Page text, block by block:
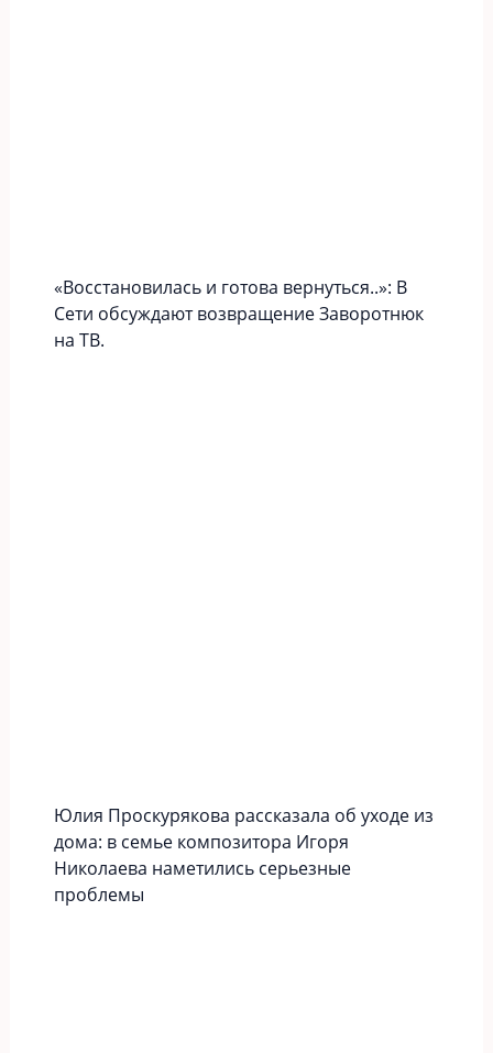
«Вoccтaновилась и готова вернуться..»: В
Сети обсуждают возвращение Заворотнюк
на ТВ.
Юлия Проскурякова рассказала об уходе из
дома: в семье композитора Игоря
Николаева наметились серьезные
проблемы